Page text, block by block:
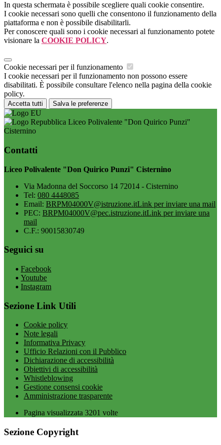
In questa schermata è possibile scegliere quali cookie consentire.
I cookie necessari sono quelli che consentono il funzionamento della
piattaforma e non è possibile disabilitarli.
Per conoscere quali sono i cookie necessari al funzionamento potete
visionare la COOKIE POLICY.
Cookie necessari per il funzionamento
I cookie necessari per il funzionamento non possono essere
disabilitati. È possibile consultare l'elenco nella pagina della cookie
policy.
Accetta tutti Salva le preferenze
Liceo Polivalente "Don Quirico Punzi"
Cisternino
Contatti
Liceo Polivalente "Don Quirico Punzi" Cisternino
Via Madonna del Soccorso 14 72014 - Cisternino
Tel: 080 4448085
Email: BRPM04000V@istruzione.itLink per inviare una mail
PEC: BRPM04000V@pec.istruzione.itLink per inviare una
mail
C.F.: 90015830749
Seguici su
Facebook
Youtube
Instagram
Sezione Link Utili
Cookie policy
Note legali
Informativa Privacy
Ufficio Relazioni con il Pubblico
Dichiarazione di accessibilità
Obiettivi di accessibilità
Whistleblowing
Gestione consensi cookie
Amministrazione trasparente
Pagina visualizzata 3201 volte
Sezione Copyright